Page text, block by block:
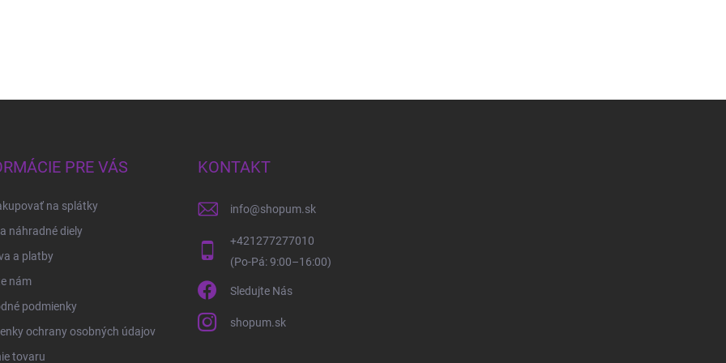
PRE VÁS
na splátky
náhradné diely
a platby
nám
podmienky
ochrany osobných údajov
tovaru
KONTAKT
info@shopum.sk
+421277277010
Sledujte Nás
shopum.sk